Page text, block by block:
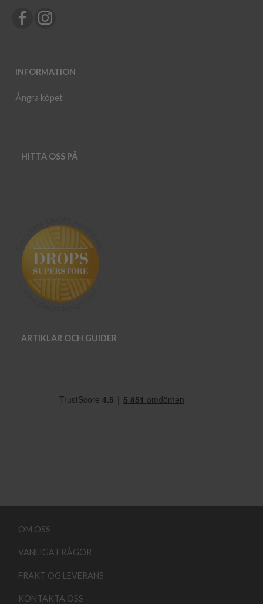
INFORMATION
Ångra köpet
HITTA OSS PÅ
ARTIKLAR OCH GUIDER
OM OSS
VANLIGA FRÅGOR
FRAKT OG LEVERANS
KONTAKTA OSS